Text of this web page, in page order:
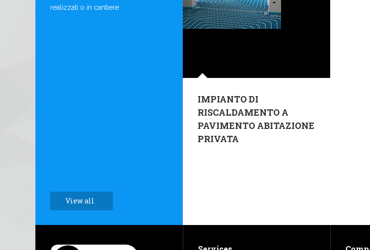
realizzati o in cantiere
View all
IMPIANTO DI
RISCALDAMENTO A
PAVIMENTO ABITAZIONE
PRIVATA